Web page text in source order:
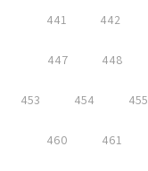
441 442
447 448
453 454 455
460 461